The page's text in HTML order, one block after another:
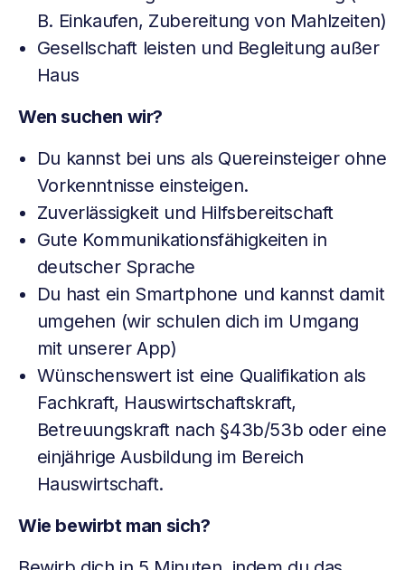
B. Einkaufen, Zubereitung von Mahlzeiten)
Gesellschaft leisten und Begleitung außer
Haus
Wen suchen wir?
Du kannst bei uns als Quereinsteiger ohne
Vorkenntnisse einsteigen.
Zuverlässigkeit und Hilfsbereitschaft
Gute Kommunikationsfähigkeiten in
deutscher Sprache
Du hast ein Smartphone und kannst damit
umgehen (wir schulen dich im Umgang
mit unserer App)
Wünschenswert ist eine Qualifikation als
Fachkraft, Hauswirtschaftskraft,
Betreuungskraft nach §43b/53b oder eine
einjährige Ausbildung im Bereich
Hauswirtschaft.
Wie bewirbt man sich?